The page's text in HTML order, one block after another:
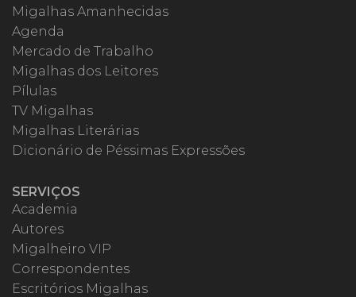
Migalhas Amanhecidas
Agenda
Mercado de Trabalho
Migalhas dos Leitores
Pílulas
TV Migalhas
Migalhas Literárias
Dicionário de Péssimas Expressões
SERVIÇOS
Academia
Autores
Migalheiro VIP
Correspondentes
Escritórios Migalhas